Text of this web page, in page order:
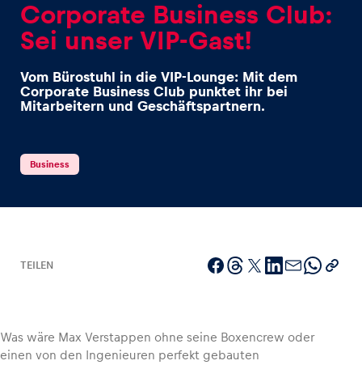
Erlebnisse
Alle anzeigen
Corporate Business Club:
Sei unser VIP-Gast!
Vom Bürostuhl in die VIP-Lounge: Mit dem
Corporate Business Club punktet ihr bei
Mitarbeitern und Geschäftspartnern.
Business
TEILEN
Was wäre Max Verstappen ohne seine Boxencrew oder
einen von den Ingenieuren perfekt gebauten